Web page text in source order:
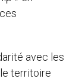
avec les
territoire